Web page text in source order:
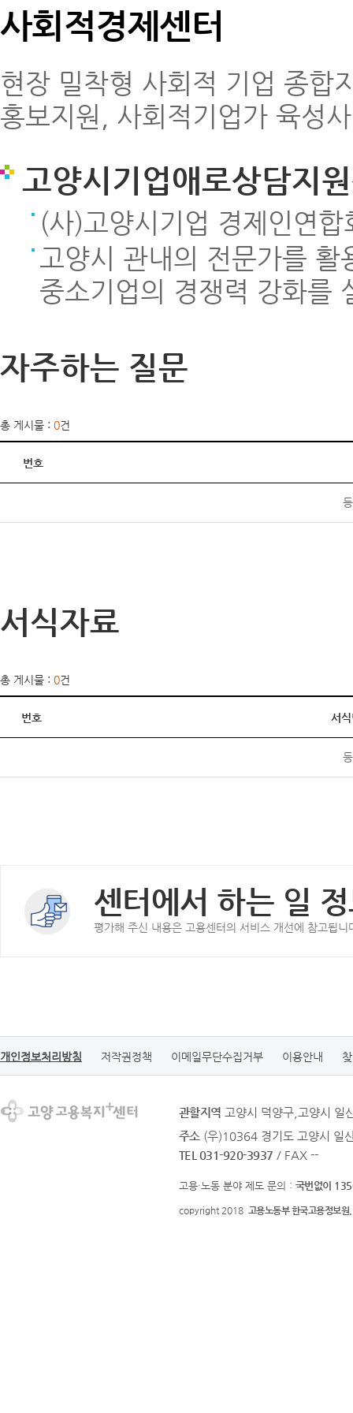
사회적경제센터
현장 밀착형 사회적 기업 종합
홍보지원, 사회적기업가 육성
고양시기업애로상담지
(사)고양시기업 경제인연합
고양시 관내의 전문가를
중소기업의 경쟁력 강화를
자주하는 질문
총 게시물 : 0건
번호
서식자료
총 게시물 : 0건
번호 서
센터에서 하는 일
평가해 주신 내용은 고용센터의 서비스 개선에 참고됩니
개인정보처리방침 저작권정책 이메일무단수집거부 이용안내
관할지역 고양시 덕양구,고양시 일
주소 (우)10364 경기도 고양시 일
TEL 031-920-3937 / FAX --
고용·노동 분야 제도 문의 : 국번없이
copyright 2018 고용노동부 한국고용정보원.